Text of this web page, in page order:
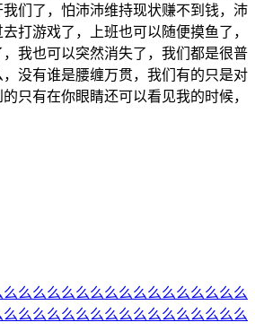
们了，怕沛沛维持现状赚不到钱，沛
打游戏了，上班也可以随便摸鱼了，
我也可以突然消失了，我们都是很普
没有谁是腰缠万贯，我们有的只是对
只有在你眼睛还可以看见我的时候，
么么么么么么么么么么么么么么么么
么么么么么么么么么么么么么么么么